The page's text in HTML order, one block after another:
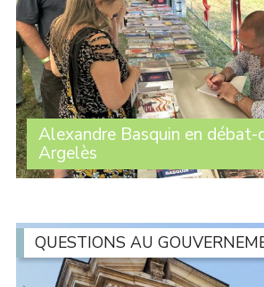
Alexandre Basquin en débat-
Argelès
Une centaine de personnes ont
cadre de son festival à Argelès. À la
QUESTIONS AU